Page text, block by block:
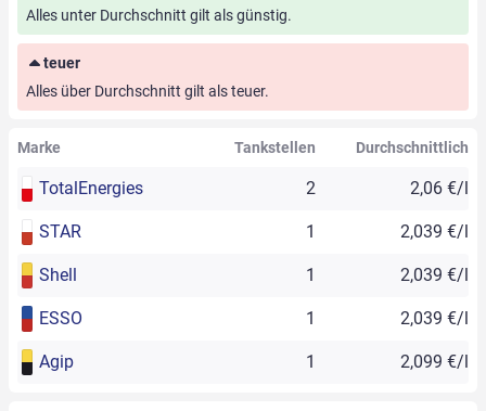
Alles unter Durchschnitt gilt als günstig.
teuer
Alles über Durchschnitt gilt als teuer.
Marke Tankstellen Durchschnittlich
TotalEnergies 2 2,06 €/l
STAR 1 2,039 €/l
Shell 1 2,039 €/l
ESSO 1 2,039 €/l
Agip 1 2,099 €/l